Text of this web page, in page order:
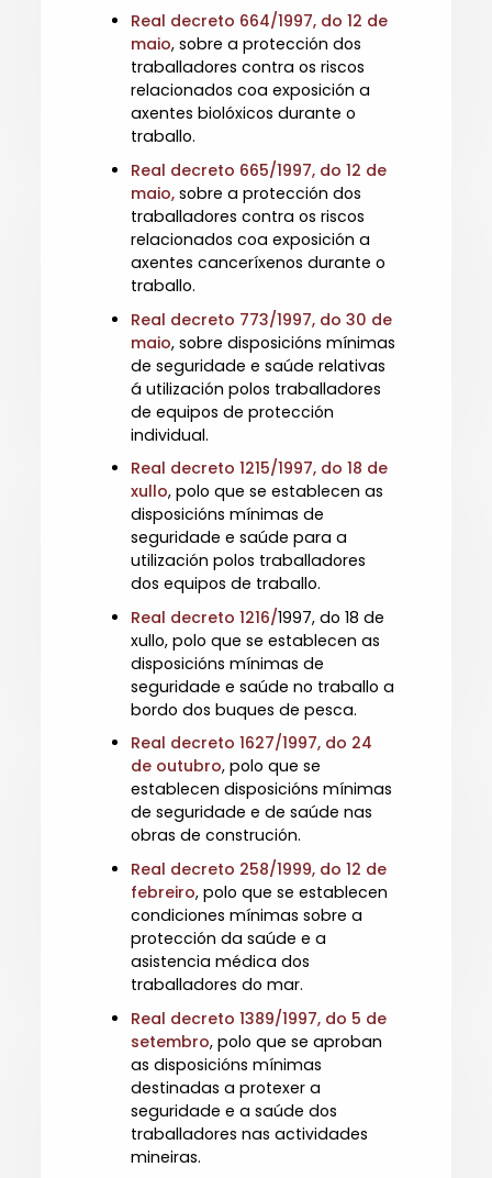
Real decreto 664/1997, do 12 de
maio, sobre a protección dos
traballadores contra os riscos
relacionados coa exposición a
axentes biolóxicos durante o
traballo.
Real decreto 665/1997, do 12 de
maio, sobre a protección dos
traballadores contra os riscos
relacionados coa exposición a
axentes canceríxenos durante o
traballo.
Real decreto 773/1997, do 30 de
maio, sobre disposicións mínimas
de seguridade e saúde relativas
á utilización polos traballadores
de equipos de protección
individual.
Real decreto 1215/1997, do 18 de
xullo, polo que se establecen as
disposicións mínimas de
seguridade e saúde para a
utilización polos traballadores
dos equipos de traballo.
Real decreto 1216/1997, do 18 de
xullo, polo que se establecen as
disposicións mínimas de
seguridade e saúde no traballo a
bordo dos buques de pesca.
Real decreto 1627/1997, do 24
de outubro, polo que se
establecen disposicións mínimas
de seguridade e de saúde nas
obras de construción.
Real decreto 258/1999, do 12 de
febreiro, polo que se establecen
condiciones mínimas sobre a
protección da saúde e a
asistencia médica dos
traballadores do mar.
Real decreto 1389/1997, do 5 de
setembro, polo que se aproban
as disposicións mínimas
destinadas a protexer a
seguridade e a saúde dos
traballadores nas actividades
mineiras.